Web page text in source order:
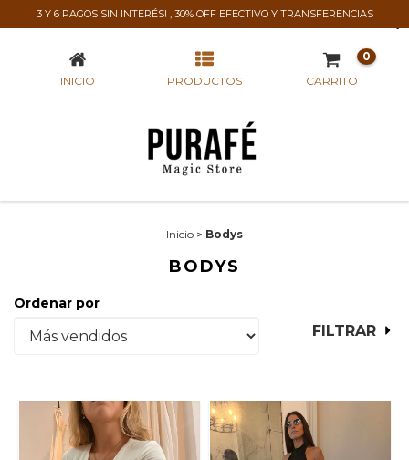
3 Y 6 PAGOS SIN INTERÉS! , 30% OFF EFECTIVO Y TRANSFERENCIAS
BODYS
INICIO PRODUCTOS CARRITO
0
Inicio > Bodys
BODYS
Ordenar por
FILTRAR